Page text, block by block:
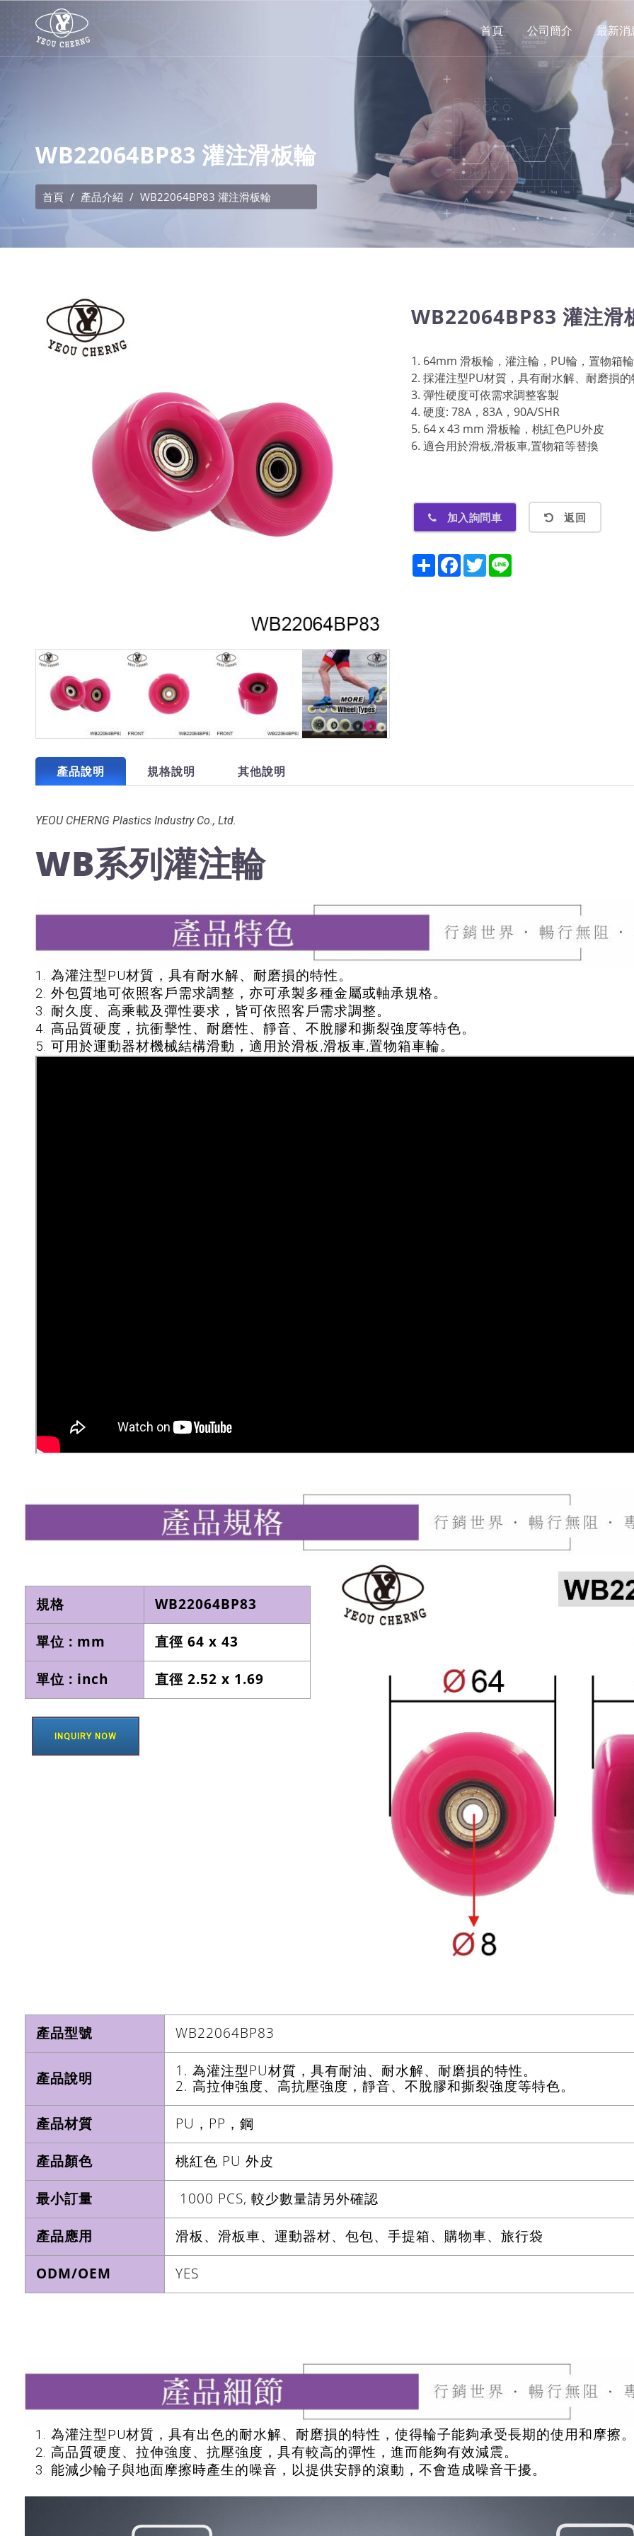
首頁 公司簡介 最新消
WB22064BP83 灌注滑板輪
首頁 產品介紹 WB22064BP83 灌注滑板輪
WB22064BP83 灌注滑
1. 64mm 滑板輪，灌注輪，PU輪，置物箱輪
2. 採灌注型PU材質，具有耐水解、耐磨損
3. 彈性硬度可依需求調整客製
4. 硬度: 78A，83A，90A/SHR
5. 64 x 43 mm 滑板輪，桃紅色PU外皮
6. 適合用於滑板,滑板車,置物箱等替換
加入詢問車 返回
ShareFacebook
TwitterLine
產品說明 規格說明 其他說明
YEOU CHERNG Plastics Industry Co., Ltd.
WB系列灌注輪
1. 為灌注型PU材質，具有耐水解、耐磨損的特性。
2. 外包質地可依照客戶需求調整，亦可承製多種金屬或軸承規格。
3. 耐久度、高乘載及彈性要求，皆可依照客戶需求調整。
4. 高品質硬度，抗衝擊性、耐磨性、靜音、不脫膠和撕裂強度等特色。
5. 可用於運動器材機械結構滑動，適用於滑板,滑板車,置物箱車輪。
規格 WB22064BP83
單位 : mm 直徑 64 x 43
單位 : inch 直徑 2.52 x 1.69
INQUIRY NOW
產品型號 WB22064BP83
產品說明
1. 為灌注型PU材質，具有耐油、耐水解、耐磨損的特性。
2. 高拉伸強度、高抗壓強度，靜音、不脫膠和撕裂強度等特色。
產品材質 PU，PP，鋼
產品顏色 桃紅色 PU 外皮
最小訂量 1000 PCS, 較少數量請另外確認
產品應用 滑板、滑板車、運動器材、包包、手提箱、購物車、旅行袋
ODM/OEM YES
1. 為灌注型PU材質，具有出色的耐水解、耐磨損的特性，使得輪子能夠承受長期的使用和摩擦
2. 高品質硬度、拉伸強度、抗壓強度，具有較高的彈性，進而能夠有效減震。
3. 能減少輪子與地面摩擦時產生的噪音，以提供安靜的滾動，不會造成噪音干擾。